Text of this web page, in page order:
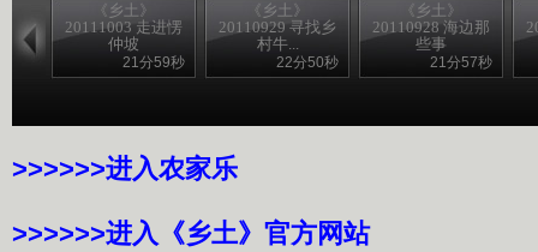
《乡土》
20111003 走进愣
仲坡
21分59秒
《乡土》
20110929 寻找乡
村牛...
22分50秒
《乡土》
20110928 海边那
些事
21分57秒
>>>>>>进入农家乐
>>>>>>进入《乡土》官方网站